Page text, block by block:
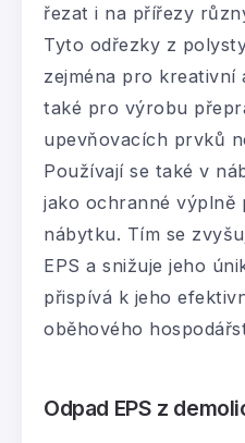
řezat i na přířezy
Tyto odřezky z
zejména pro kreativní
také pro výrobu
upevňovacích prvků
Používají se také v
jako ochranné výplně
nábytku. Tím se
EPS a snižuje jeho
přispívá k jeho
oběhového
Odpad EPS z